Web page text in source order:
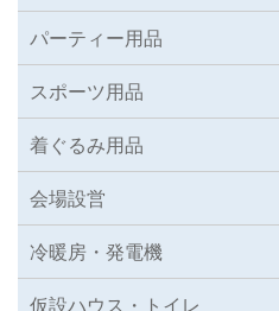
パーティー用品
スポーツ用品
着ぐるみ用品
会場設営
冷暖房・発電機
仮設ハウス・トイレ